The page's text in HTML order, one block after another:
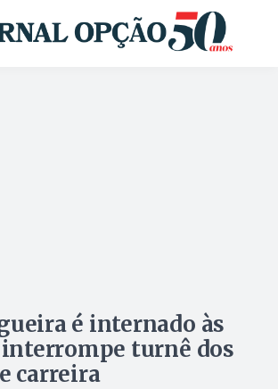
é internado às
interrompe turnê dos
carreira